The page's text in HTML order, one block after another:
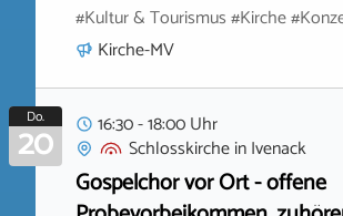
#Kultur & Tourismus #Kirche
Kirche-MV
Do.
20
16:30 - 18:00 Uhr
SchlosskircheinIvenack
Gospelchor vor Ort - offene